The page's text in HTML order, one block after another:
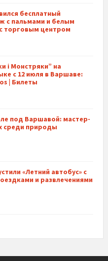
бесплатный
с пальмами и белым
торговым центром
і Монстряки” на
с 12 июля в Варшаве:
| Билеты
под Варшавой: мастер-
среди природы
«Летний автобус» с
и развлечениями